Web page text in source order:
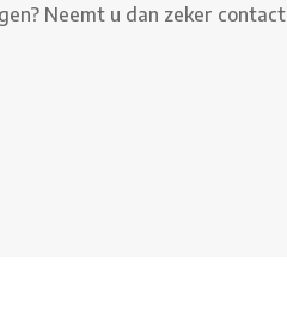
Neemt u dan zeker contact